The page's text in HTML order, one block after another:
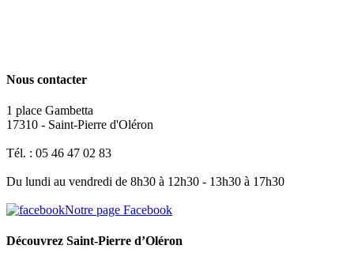
Nous contacter
1 place Gambetta
17310 - Saint-Pierre d'Oléron
Tél. : 05 46 47 02 83
Du lundi au vendredi de 8h30 à 12h30 - 13h30 à 17h30
Notre page Facebook
Découvrez Saint-Pierre d’Oléron